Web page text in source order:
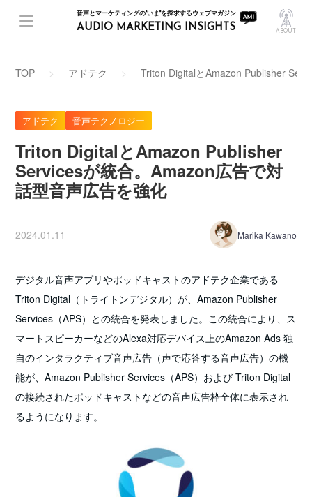
音声とマーケティングの"いま"を探求するウェブマガジン
AUDIO MARKETING INSIGHTS ABOUT
TOP アドテク Triton DigitalとAmazon Publisher
アドテク 音声テクノロジー
Triton DigitalとAmazon Publisher
Servicesが統合。Amazon広告で対
話型音声広告を強化
2024.01.11 Marika Kawano
デジタル音声アプリやポッドキャストのアドテク企業である
Triton Digital（トライトンデジタル）が、Amazon Publisher
Services（APS）との統合を発表しました。この統合により、ス
マートスピーカーなどのAlexa対応デバイス上のAmazon Ads 独
自のインタラクティブ音声広告（声で応答する音声広告）の機
能が、Amazon Publisher Services（APS）および Triton Digital
の接続されたポッドキャストなどの音声広告枠全体に表示され
るようになります。